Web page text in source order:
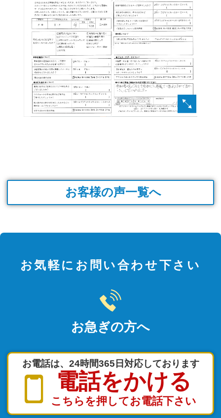
お客様の声一覧へ
お気軽にお問い合わせ下さい
お急ぎの方へ
お電話は、24時間365日対応しております
電話をかける
こちらを押してお電話下さい